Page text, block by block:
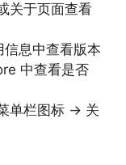
关于页面查看
信息中查看版本
中查看是否
单栏图标 → 关